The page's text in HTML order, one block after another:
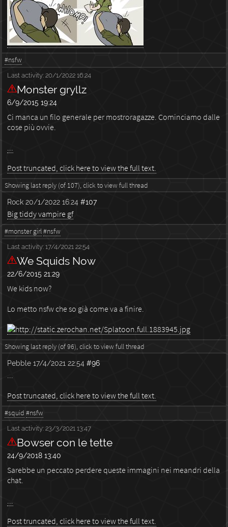
#nsfw
Last activity:20/1/2022 16:24
Monster gryllz
6/9/2015 19:24
Ci manca un filo generale per mostroragazze. Cominciamo dalle
cose più ovvie.
...
Post truncated, click here to view the full text.
Showing last reply (of 107), click to view full thread
Rock 20/1/2022 16:24 #107
Big tiddy vampire gf
#monster girl#nsfw
Last activity:17/4/2021 22:54
We Squids Now
22/6/2015 21:29
We kids now?
Lo metto nsfw che so già come va a finire.
Showing last reply (of 96), click to view full thread
Pebble 17/4/2021 22:54 #96
...
Post truncated, click here to view the full text.
#squid #nsfw
Last activity:23/3/2021 13:47
Bowser con le tette
24/9/2018 13:40
Sarebbe un peccato perdere queste immagini nei meandri della
chat.
...
Post truncated, click here to view the full text.